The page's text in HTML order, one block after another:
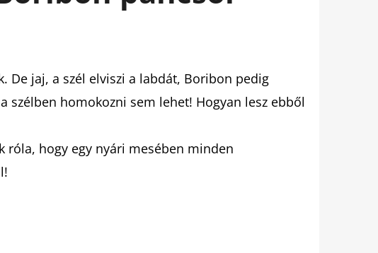
De jaj, a szél elviszi a labdát, Boribon pedig
szélben homokozni sem lehet! Hogyan lesz ebből
róla, hogy egy nyári mesében minden